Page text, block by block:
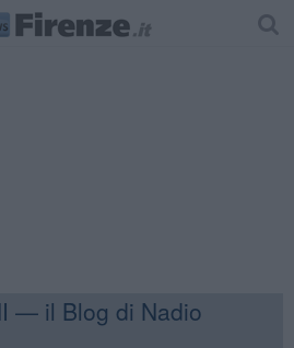
— il Blog di Nadio